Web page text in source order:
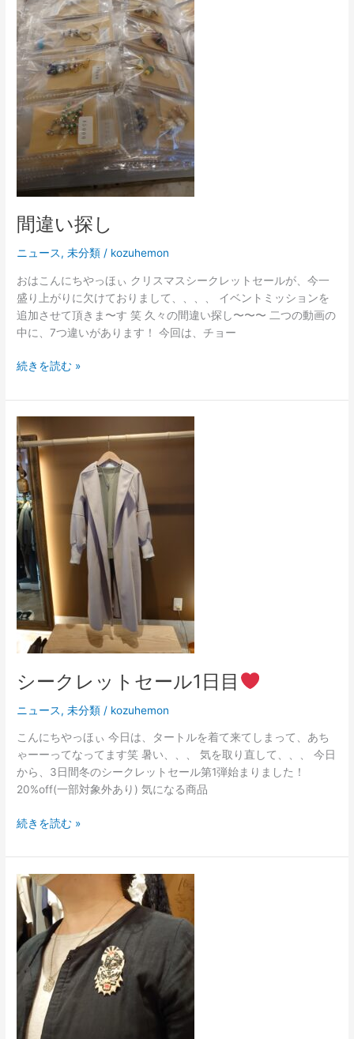
間違い探し
ニュース,未分類 / kozuhemon
おはこんにちやっほぃ クリスマスシークレットセールが、今一
盛り上がりに欠けておりまして、、、、 イベントミッションを
追加させて頂きま〜す 笑 久々の間違い探し〜〜〜 二つの動画の
中に、7つ違いがあります！ 今回は、チョー
探
し
続きを読む »
シークレットセール1日目
ニュース,未分類 / kozuhemon
こんにちやっほぃ 今日は、タートルを着て来てしまって、あち
ゃーーってなってます笑 暑い、、、 気を取り直して、、、 今日
から、3日間冬のシークレットセール第1弾始まりました！
20%off(一部対象外あり) 気になる商品
シ
ー
ク
レ
ッ
ト
セ
ー
ル
1
日
目
続きを読む »
秋
の
感
謝
祭